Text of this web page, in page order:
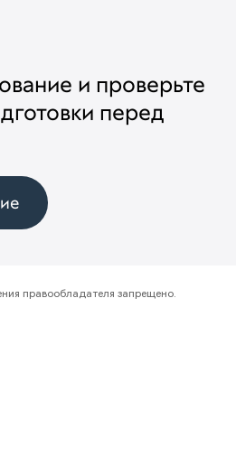
и проверьте
перед
правообладателя запрещено.